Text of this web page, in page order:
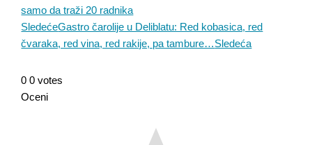
samo da traži 20 radnika
SledećeGastro čarolije u Deliblatu: Red kobasica, red
čvaraka, red vina, red rakije, pa tambure…Sledeća
0 0 votes
Oceni